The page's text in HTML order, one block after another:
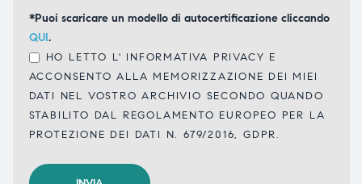
*Puoi scaricare un modello di autocertificazione cliccando
QUI.
HO LETTO L' INFORMATIVA PRIVACY E
ACCONSENTO ALLA MEMORIZZAZIONE DEI MIEI
DATI NEL VOSTRO ARCHIVIO SECONDO QUANDO
STABILITO DAL REGOLAMENTO EUROPEO PER LA
PROTEZIONE DEI DATI N. 679/2016, GDPR.